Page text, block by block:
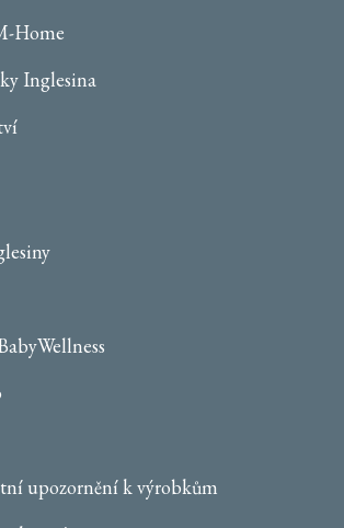
Home
Inglesina
upozornění k výrobkům